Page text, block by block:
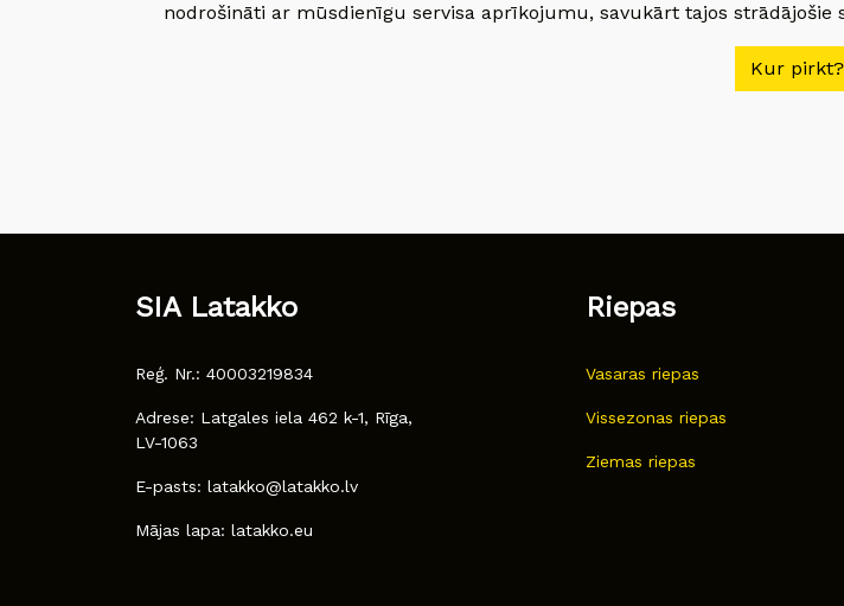
nodrošināti ar mūsdienīgu servisa aprīkojumu, savukārt tajos
Kur pirkt?
SIA Latakko
Reģ. Nr.: 40003219834
Adrese: Latgales iela 462 k-1, Rīga,
LV-1063
E-pasts: latakko@latakko.lv
Mājas lapa: latakko.eu
Riepas
Vasaras riepas
Vissezonas riepas
Ziemas riepas